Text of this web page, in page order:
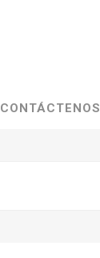
CONTÁCTENOS